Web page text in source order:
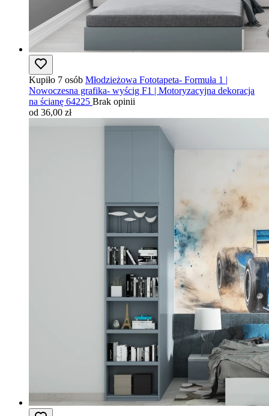
Kupiło 7 osób Młodzieżowa Fototapeta- Formuła 1 |
Nowoczesna grafika- wyścig F1 | Motoryzacyjna dekoracja
na ścianę 64225 Brak opinii
od 36,00 zł